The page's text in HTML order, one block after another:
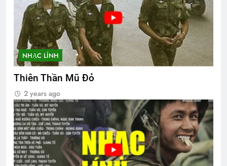
NHẠC LÍNH
Thiên Thần Mũ Đỏ
2 years ago